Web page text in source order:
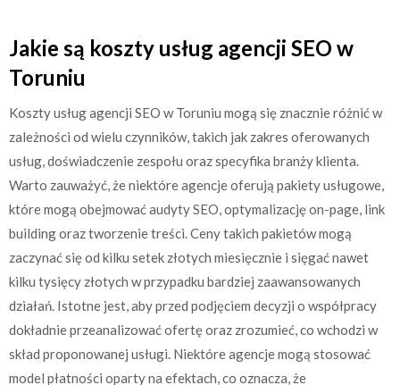
Jakie są koszty usług agencji SEO w
Toruniu
Koszty usług agencji SEO w Toruniu mogą się znacznie różnić w
zależności od wielu czynników, takich jak zakres oferowanych
usług, doświadczenie zespołu oraz specyfika branży klienta.
Warto zauważyć, że niektóre agencje oferują pakiety usługowe,
które mogą obejmować audyty SEO, optymalizację on-page, link
building oraz tworzenie treści. Ceny takich pakietów mogą
zaczynać się od kilku setek złotych miesięcznie i sięgać nawet
kilku tysięcy złotych w przypadku bardziej zaawansowanych
działań. Istotne jest, aby przed podjęciem decyzji o współpracy
dokładnie przeanalizować ofertę oraz zrozumieć, co wchodzi w
skład proponowanej usługi. Niektóre agencje mogą stosować
model płatności oparty na efektach, co oznacza, że